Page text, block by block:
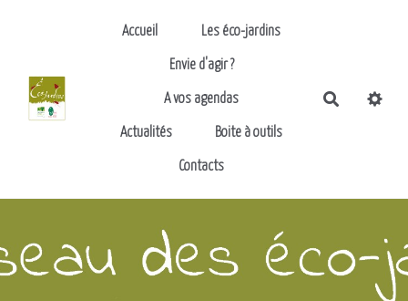
Aller au contenu principal
Accueil Les éco-jardins
Envie d'agir ?
A vos agendas
Actualités Boite à outils
Contacts